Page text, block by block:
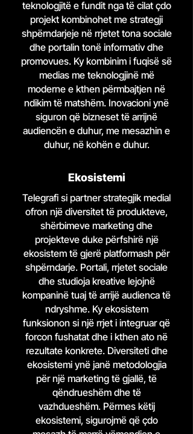
teknologjitë e fundit nga të cilat çdo
projekt kombinohet me strategji
shpërndarjeje në rrjetet tona sociale
dhe portalin tonë informativ dhe
promovues. Ky kombinim i fuqisë së
medias me teknologjinë më
moderne e kthen përmbajtjen në
ndikim të matshëm. Inovacioni ynë
siguron që bizneset të arrijnë
audiencën e duhur, me mesazhin e
duhur, në kohën e duhur.
Ekosistemi
Telegrafi si partner strategjik medial
ofron një diversitet të produkteve,
shërbimeve marketing dhe
projekteve duke përfshirë një
ekosistem të gjerë platformash për
shpërndarje. Portali, rrjetet sociale
dhe studioja kreative lejojnë
kompaninë tuaj të arrijë audienca të
ndryshme. Ky ekosistem
funksionon si një rrjet i integruar që
forcon fushatat dhe i kthen ato në
rezultate konkrete. Diversiteti dhe
ekosistemi ynë janë metodologjia
për një marketing të gjallë, të
qëndrueshëm dhe të
vazhdueshëm. Përmes këtij
ekosistemi, sigurojmë që çdo